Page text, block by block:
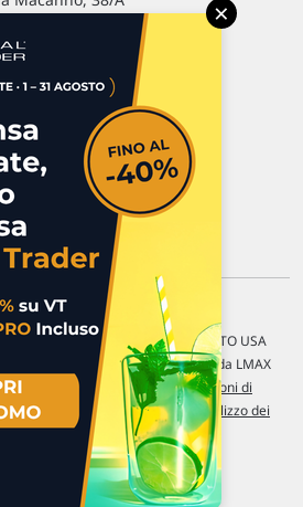
02 452 460 401
e segnalazioni
Contattaci
Italia s.r.l.
borsa differite di 15 min. / MERCATO USA
/ FOREX Quotazioni fornite da LMAX
l'accettazione delle nostre Condizioni di
Politiche sulla privacye dell' Utilizzo dei
×